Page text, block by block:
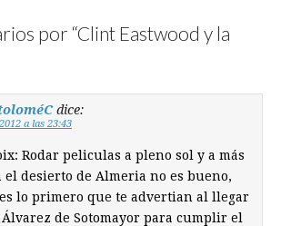
por “Clint Eastwood y la
dice:
a las 23:43
Rodar peliculas a pleno sol y a más
el desierto de Almeria no es bueno,
lo primero que te advertian al llegar
de Sotomayor para cumplir el